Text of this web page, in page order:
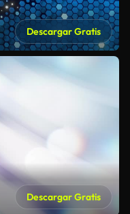
Descargar Gratis
Descargar Gratis